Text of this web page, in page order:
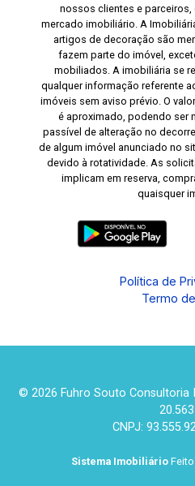
nossos clientes e parceiros,
mercado imobiliário. A
artigos de decoração são
fazem parte do imóvel,
mobiliados. A imobiliária se
qualquer informação referente
imóveis sem aviso prévio. O
é aproximado, podendo ser
passível de alteração no
de algum imóvel anunciado no
devido à rotatividade. As
implicam em reserva,
quaisquer
Política de
Termo
© 2026 Fuhro Souto Consultoria
CNPJ:
Sistema Imobiliário